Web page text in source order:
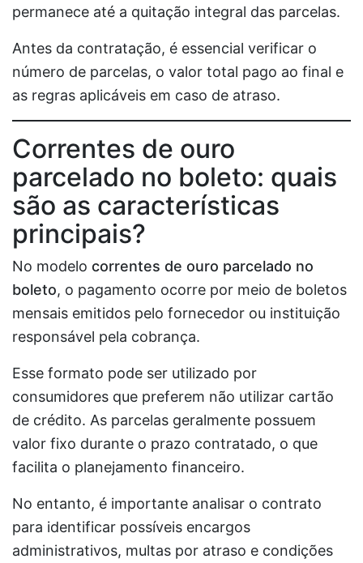
permanece até a quitação integral das parcelas.
Antes da contratação, é essencial verificar o
número de parcelas, o valor total pago ao final e
as regras aplicáveis em caso de atraso.
Correntes de ouro
parcelado no boleto: quais
são as características
principais?
No modelo correntes de ouro parcelado no
boleto, o pagamento ocorre por meio de boletos
mensais emitidos pelo fornecedor ou instituição
responsável pela cobrança.
Esse formato pode ser utilizado por
consumidores que preferem não utilizar cartão
de crédito. As parcelas geralmente possuem
valor fixo durante o prazo contratado, o que
facilita o planejamento financeiro.
No entanto, é importante analisar o contrato
para identificar possíveis encargos
administrativos, multas por atraso e condições